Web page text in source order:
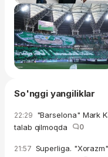
So'nggi yangiliklar
22:29 "Barselona" Mark
talab qilmoqda
0
21:57 Superliga.